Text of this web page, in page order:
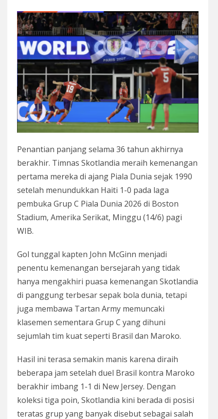
Penantian panjang selama 36 tahun akhirnya
berakhir. Timnas Skotlandia meraih kemenangan
pertama mereka di ajang Piala Dunia sejak 1990
setelah menundukkan Haiti 1-0 pada laga
pembuka Grup C Piala Dunia 2026 di Boston
Stadium, Amerika Serikat, Minggu (14/6) pagi
WIB.
Gol tunggal kapten John McGinn menjadi
penentu kemenangan bersejarah yang tidak
hanya mengakhiri puasa kemenangan Skotlandia
di panggung terbesar sepak bola dunia, tetapi
juga membawa Tartan Army memuncaki
klasemen sementara Grup C yang dihuni
sejumlah tim kuat seperti Brasil dan Maroko.
Hasil ini terasa semakin manis karena diraih
beberapa jam setelah duel Brasil kontra Maroko
berakhir imbang 1-1 di New Jersey. Dengan
koleksi tiga poin, Skotlandia kini berada di posisi
teratas grup yang banyak disebut sebagai salah